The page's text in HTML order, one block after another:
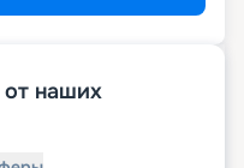
наших